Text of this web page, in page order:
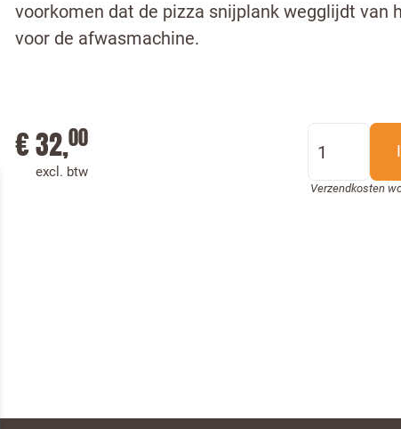
voorkomen dat de pizza snijplank wegglijdt van
voor de afwasmachine.
€ 32,00
excl. btw
Verzendkosten